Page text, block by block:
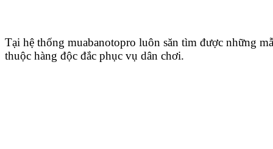
Tại hệ thống muabanotopro luôn săn tìm được những
thuộc hàng độc đắc phục vụ dân chơi.